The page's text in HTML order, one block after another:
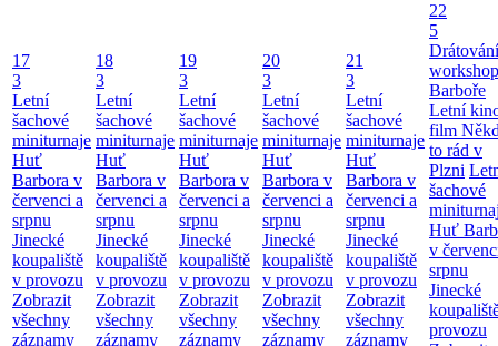
17
3
Letní
šachové
miniturnaje
Huť
Barbora v
červenci a
srpnu
Jinecké
koupaliště
v provozu
Zobrazit
všechny
záznamy
18
3
Letní
šachové
miniturnaje
Huť
Barbora v
červenci a
srpnu
Jinecké
koupaliště
v provozu
Zobrazit
všechny
záznamy
19
3
Letní
šachové
miniturnaje
Huť
Barbora v
červenci a
srpnu
Jinecké
koupaliště
v provozu
Zobrazit
všechny
záznamy
20
3
Letní
šachové
miniturnaje
Huť
Barbora v
červenci a
srpnu
Jinecké
koupaliště
v provozu
Zobrazit
všechny
záznamy
21
3
Letní
šachové
miniturnaje
Huť
Barbora v
červenci a
srpnu
Jinecké
koupaliště
v provozu
Zobrazit
všechny
záznamy
22
5
Barboře
Letní
film
to rád v
Plzni
šachové
Huť
v
srpnu
Jinecké
provozu